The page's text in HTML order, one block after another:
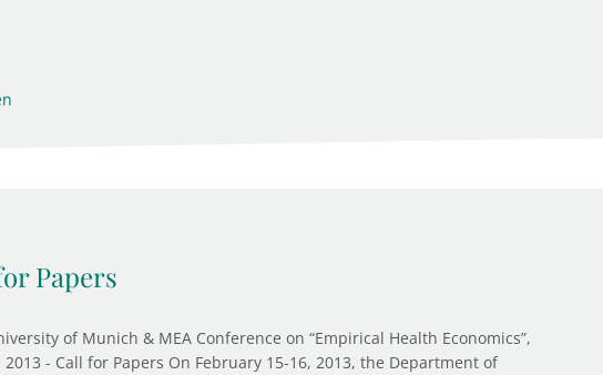
Papers
of Munich & MEA Conference on “Empirical Health Economics”,
2013 - Call for Papers On February 15-16, 2013, the Department of